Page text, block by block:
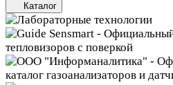
Каталог